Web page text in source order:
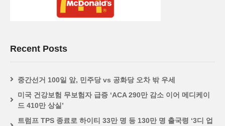
Recent Posts
중간선거 100일 앞, 민주당 vs 공화당 오차 밖 우세
미국 건강보험 무보험자 급증 ‘ACA 290만 감소 이어 메디케이
드 410만 상실’
트럼프 TPS 종료로 하이티 33만 명 등 130만 명 출국령 ‘3디 업